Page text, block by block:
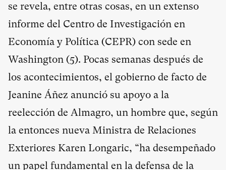
se revela, entre otras cosas, en un extenso
informe del Centro de Investigación en
Economía y Política (CEPR) con sede en
Washington (5). Pocas semanas después de
los acontecimientos, el gobierno de facto de
Jeanine Áñez anunció su apoyo a la
reelección de Almagro, un hombre que, según
la entonces nueva Ministra de Relaciones
Exteriores Karen Longaric, “ha desempeñado
un papel fundamental en la defensa de la